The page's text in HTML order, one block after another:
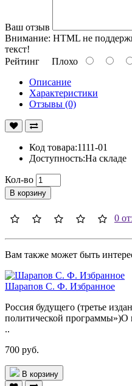
Ваш отзыв
Внимание: HTML не
текст!
Рейтинг Плохо
Описание
Характеристики
Отзывы (0)
Код товара:1111-01
Доступность:На складе
Кол-во
В корзину
0
Вам также может быть
Шарапов С. Ф. Избранное
Россия будущего (третье
политической
..
700 руб.
В корзину